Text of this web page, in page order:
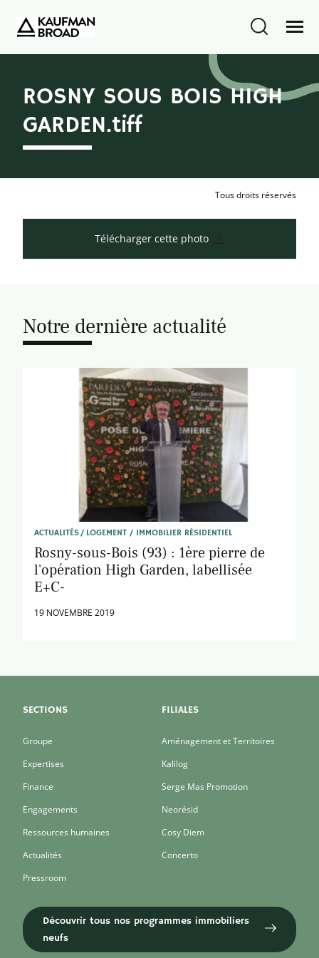
ROSNY SOUS BOIS HIGH
GARDEN.tiff
Tous droits réservés
Télécharger cette photo
Notre dernière actualité
ACTUALITÉS LOGEMENT / IMMOBILIER RÉSIDENTIEL
Rosny-sous-Bois (93) : 1ère pierre de
l'opération High Garden, labellisée
E+C-
19 NOVEMBRE 2019
SECTIONS
Groupe
Expertises
Finance
Engagements
Ressources humaines
Actualités
Pressroom
FILIALES
Aménagement et Territoires
Kalilog
Serge Mas Promotion
Neorésid
Cosy Diem
Concerto
Découvrir tous nos programmes immobiliers
neufs